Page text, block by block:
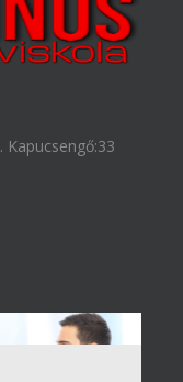
Kapucsengő:33